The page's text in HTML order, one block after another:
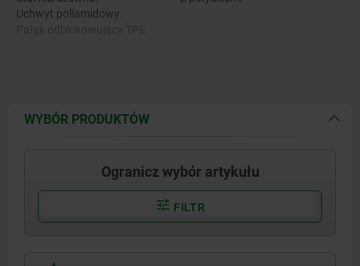
Uchwyt poliamidowy.
WYBÓR PRODUKTÓW
Ogranicz wybór artykułu
FILTR